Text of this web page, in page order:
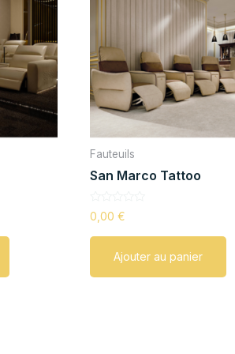
Fauteuils
San Marco Tattoo
Note
0
5
0,00€
Ajouter au panier